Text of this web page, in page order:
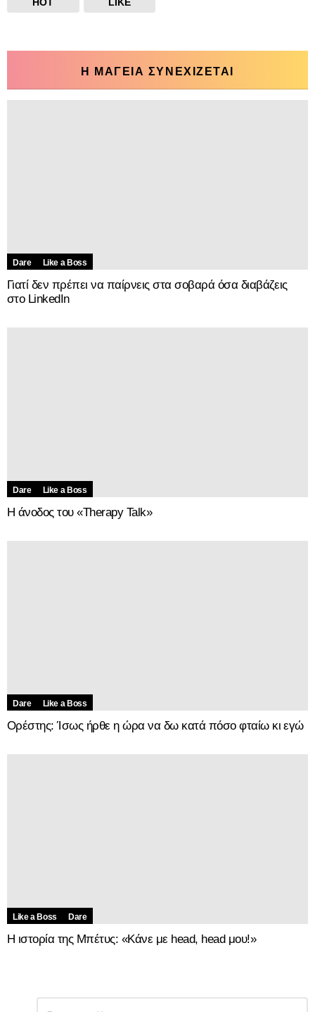
Η ΜΑΓΕΙΑ ΣΥΝΕΧΙΖΕΤΑΙ
Dare Like a Boss
Γιατί δεν πρέπει να παίρνεις στα σοβαρά όσα διαβάζεις
στο LinkedIn
Dare Like a Boss
Η άνοδος του «Therapy Talk»
Dare Like a Boss
Ορέστης: Ίσως ήρθε η ώρα να δω κατά πόσο φταίω κι εγώ
Like a Boss Dare
Η ιστορία της Μπέτυς: «Κάνε με head, head μου!»